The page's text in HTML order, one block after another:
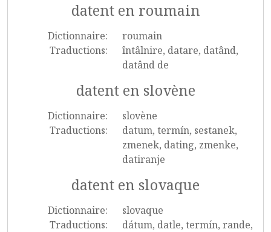
datent en roumain
Dictionnaire:
roumain
Traductions:
întâlnire, datare, datând,
datând de
datent en slovène
Dictionnaire:
slovène
Traductions:
datum, termín, sestanek,
zmenek, dating, zmenke,
datiranje
datent en slovaque
Dictionnaire:
slovaque
Traductions:
dátum, datle, termín, rande,